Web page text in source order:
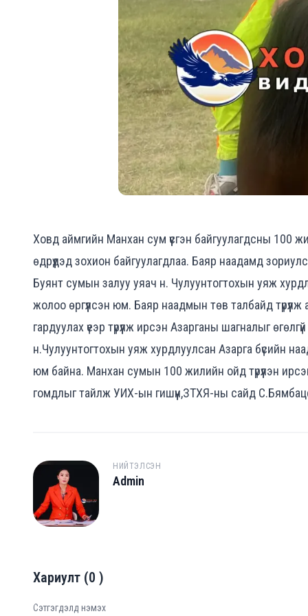
Ховд аймгийн Манхан сум үүсгэн байгуулагдсны
өдрүүдэд зохион байгуулагдлаа. Баяр наадамд
Буянт сумын залуу уяач н. Чулуунтогтохын уяж
жолоо өргүүлсэн юм. Баяр наадмын төв талбайд түрүүлж
гардуулах үеэр түрүүлж ирсэн Азарганы шагналыг
н.Чулуунтогтохын уяж хурдлуулсан Азарга бүсийн
юм байна. Манхан сумын 100 жилийн ойд түрүүлэн
гомдлыг тайлж УИХ-ын гишүүн,ЗТХЯ-ны сайд
A
НИЙТЭЛСЭН
Admin
Хариулт (0 )